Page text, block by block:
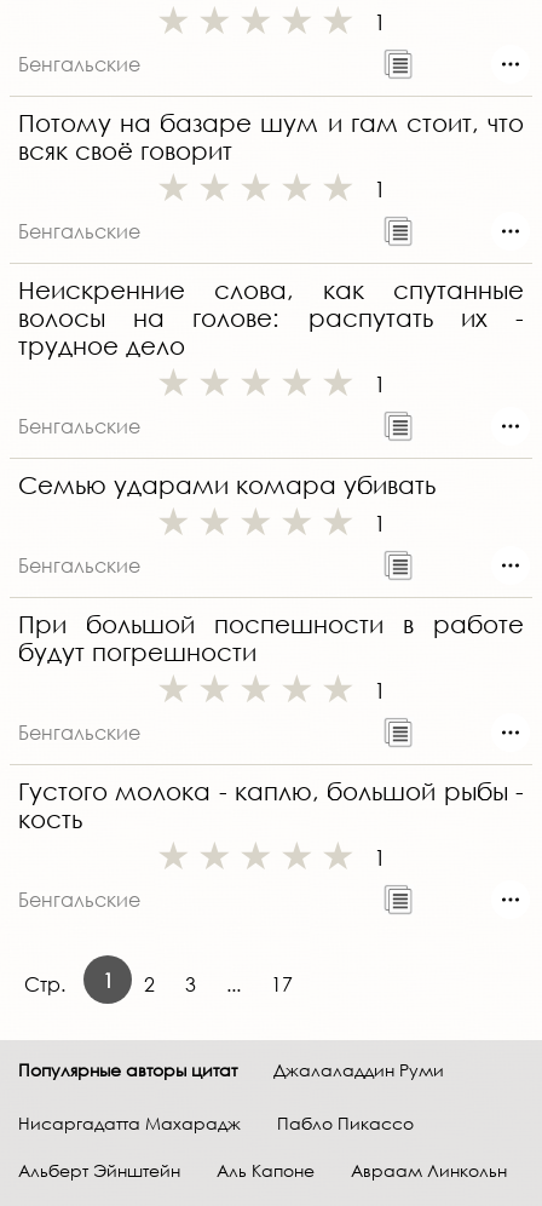
1
Бенгальские
Потому на базаре шум и гам стоит, что
всяк своё говорит
1
Бенгальские
Неискренние слова, как спутанные
волосы на голове: распутать их -
трудное дело
1
Бенгальские
Семью ударами комара убивать
1
Бенгальские
При большой поспешности в работе
будут погрешности
1
Бенгальские
Густого молока - каплю, большой рыбы -
кость
1
Бенгальские
Стр. 1 2 3 ... 17
Популярные авторы цитат Джалаладдин Руми
Нисаргадатта Махарадж Пабло Пикассо
Альберт Эйнштейн Аль Капоне Авраам Линкольн